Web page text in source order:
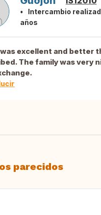
Intercambio
años
was excellent and better
The family was very
parecidos